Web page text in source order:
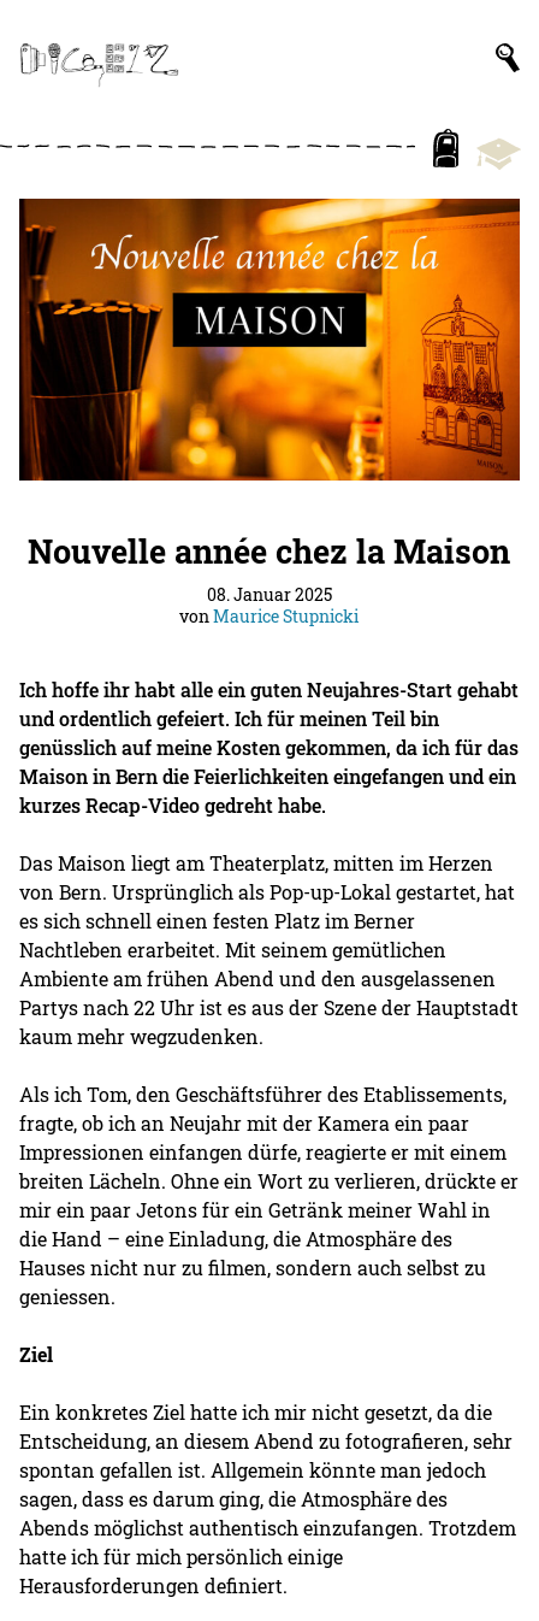
Nouvelle année chez la Maison
08. Januar 2025
vonMaurice Stupnicki
Ich hoffe ihr habt alle ein guten Neujahres-Start gehabt
und ordentlich gefeiert. Ich für meinen Teil bin
genüsslich auf meine Kosten gekommen, da ich für das
Maison in Bern die Feierlichkeiten eingefangen und ein
kurzes Recap-Video gedreht habe.
Das Maison liegt am Theaterplatz, mitten im Herzen
von Bern. Ursprünglich als Pop-up-Lokal gestartet, hat
es sich schnell einen festen Platz im Berner
Nachtleben erarbeitet. Mit seinem gemütlichen
Ambiente am frühen Abend und den ausgelassenen
Partys nach 22 Uhr ist es aus der Szene der Hauptstadt
kaum mehr wegzudenken.
Als ich Tom, den Geschäftsführer des Etablissements,
fragte, ob ich an Neujahr mit der Kamera ein paar
Impressionen einfangen dürfe, reagierte er mit einem
breiten Lächeln. Ohne ein Wort zu verlieren, drückte er
mir ein paar Jetons für ein Getränk meiner Wahl in
die Hand – eine Einladung, die Atmosphäre des
Hauses nicht nur zu filmen, sondern auch selbst zu
geniessen.
Ziel
Ein konkretes Ziel hatte ich mir nicht gesetzt, da die
Entscheidung, an diesem Abend zu fotografieren, sehr
spontan gefallen ist. Allgemein könnte man jedoch
sagen, dass es darum ging, die Atmosphäre des
Abends möglichst authentisch einzufangen. Trotzdem
hatte ich für mich persönlich einige
Herausforderungen definiert.